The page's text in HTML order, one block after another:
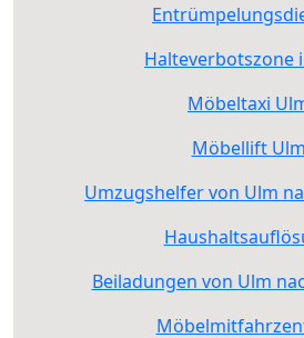
Halteverbotszone
Möbeltaxi
Möbellift Ulm
Umzugshelfer von Ulm
Beiladungen von Ulm